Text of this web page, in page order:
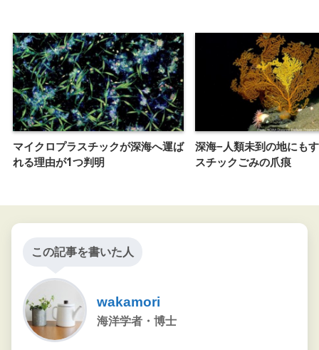
マイクロプラスチックが深海へ運ば
れる理由が1つ判明
深海−人類未到の地にも
スチックごみの爪痕
この記事を書いた人
wakamori
海洋学者・博士